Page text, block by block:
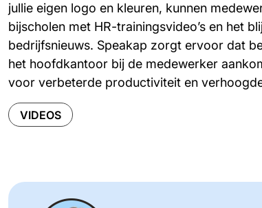
jullie eigen logo en kleuren, kunnen
bijscholen met HR-trainingsvideo’s en het
bedrijfsnieuws. Speakap zorgt ervoor dat
het hoofdkantoor bij de medewerker
voor verbeterde productiviteit en
VIDEOS